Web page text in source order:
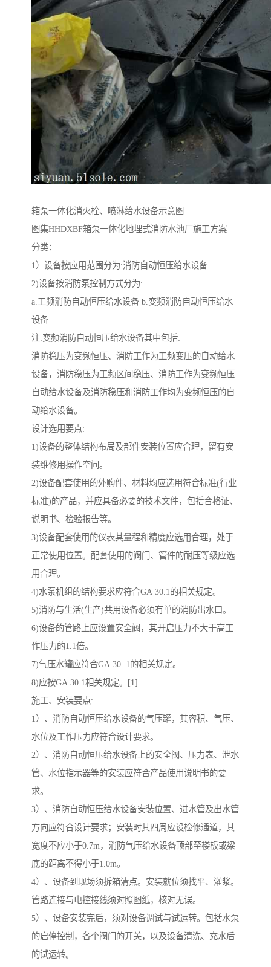
箱泵一体化消火栓、喷淋给水设备示意图
图集HHDXBF箱泵一体化地埋式消防水池厂施工方案
分类：
1）设备按应用范围分为:消防自动恒压给水设备
2)设备按消防泵控制方式分为:
a.工频消防自动恒压给水设备 b.变频消防自动恒压给水
设备
注:变频消防自动恒压给水设备其中包括:
消防稳压为变频恒压、消防工作为工频变压的自动给水
设备，消防稳压为工频区间稳压、消防工作为变频恒压
自动给水设备及消防稳压和消防工作均为变频恒压的自
动给水设备。
设计选用要点:
1)设备的整体结构布局及部件安装位置应合理，留有安
装维修用操作空间。
2)设备配套使用的外购件、材料均应选用符合标准(行业
标准)的产品，并应具备必要的技术文件，包括合格证、
说明书、检验报告等。
3)设备配套使用的仪表其量程和精度应选用合理，处于
正常使用位置。配套使用的阀门、管件的耐压等级应选
用合理。
4)水泵机组的结构要求应符合GA 30.1的相关规定。
5)消防与生活(生产)共用设备必须有单的消防出水口。
6)设备的管路上应设置安全阀，其开启压力不大于高工
作压力的1.1倍。
7)气压水罐应符合GA 30. 1的相关规定。
8)应按GA 30.1相关规定。[1]
施工、安装要点:
1）、消防自动恒压给水设备的气压罐，其容积、气压、
水位及工作压力应符合设计要求。
2）、消防自动恒压给水设备上的安全阀、压力表、泄水
管、水位指示器等的安装应符合产品使用说明书的要
求。
3）、消防自动恒压给水设备安装位置、进水管及出水管
方向应符合设计要求；安装时其四周应设检修通道，其
宽度不应小于0.7m，消防气压给水设备顶部至楼板或梁
底的距离不得小于1.0m。
4）、设备到现场须拆箱清点。安装就位须找平、灌浆。
管路连接与电控接线须对照图纸，核对无误。
5）、设备安装完后，须对设备调试与试运转。包括水泵
的启停控制，各个阀门的开关，以及设备清洗、充水后
的试运转。